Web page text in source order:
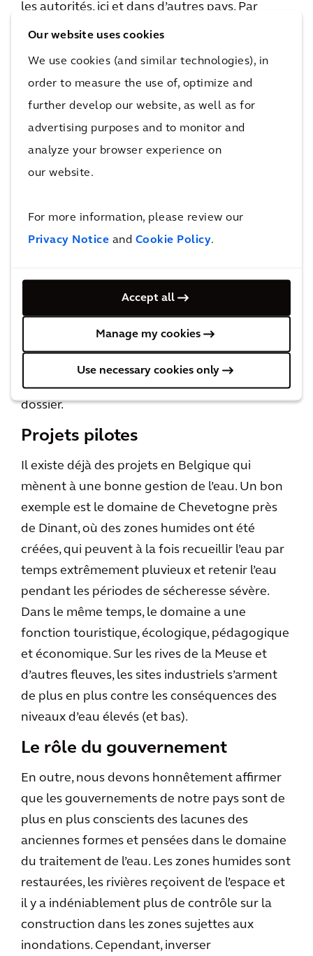
Our website uses cookies
We use cookies (and similar technologies), in
order to measure the use of, optimize and
further develop our website, as well as for
advertising purposes and to monitor and
analyze your browser experience on
our website.
For more information, please review our
Privacy Notice and Cookie Policy.
Accept all
Manage my cookies
Use necessary cookies only
les autorités, ici et dans d’autres pays. Par
exemple, un arrêt de construction dans les
nécessaire. Des méthodes de reconstruction
adaptées dans tous les lits majeurs sont
également essentielles. La question de savoir
quoi faire des bâtiments existants dans ces
zones est également pertinente. Après tout,
est-il logique d’ériger des maisons ou d’autres
mouillés sont garantis ? Ne serait-il pas
préférable de redonner cet espace à la rivière?
œuvre pour concilier les intérêts sociaux des
personnes déjà meurtries avec ceux de leur
environnement naturel qui rappel à juste titre
ses droits ? En d’autres termes, le courage
politique, appuyer sur un savoir-faire
technique nouveau, est indispensable dans ce
dossier.
Projets pilotes
Il existe déjà des projets en Belgique qui
mènent à une bonne gestion de l’eau. Un bon
exemple est le domaine de Chevetogne près
de Dinant, où des zones humides ont été
créées, qui peuvent à la fois recueillir l’eau par
temps extrêmement pluvieux et retenir l’eau
pendant les périodes de sécheresse sévère.
Dans le même temps, le domaine a une
fonction touristique, écologique, pédagogique
et économique. Sur les rives de la Meuse et
d’autres fleuves, les sites industriels s’arment
de plus en plus contre les conséquences des
niveaux d’eau élevés (et bas).
Le rôle du gouvernement
En outre, nous devons honnêtement affirmer
que les gouvernements de notre pays sont de
plus en plus conscients des lacunes des
anciennes formes et pensées dans le domaine
du traitement de l’eau. Les zones humides sont
restaurées, les rivières reçoivent de l’espace et
il y a indéniablement plus de contrôle sur la
construction dans les zones sujettes aux
inondations. Cependant, inverser